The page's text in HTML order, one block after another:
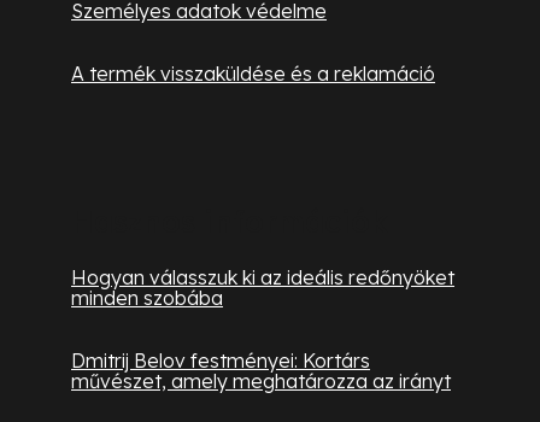
Személyes adatok védelme
A termék visszaküldése és a reklamáció
Hogyan válasszuk ki az ideális redőnyöket
minden szobába
Dmitrij Belov festményei: Kortárs
művészet, amely meghatározza az irányt